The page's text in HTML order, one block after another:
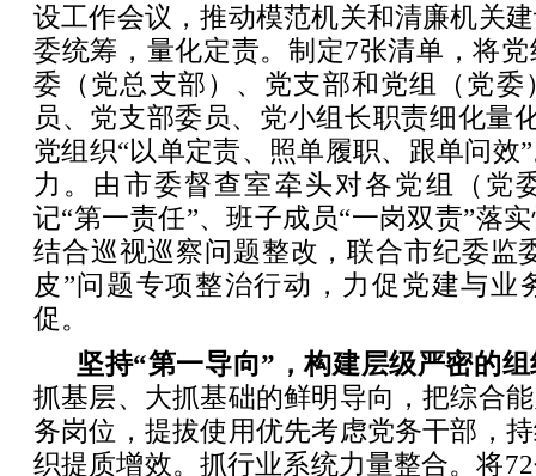
设工作会议，推动模范机关和清廉机关
委统筹，量化定责。制定7张清单，将
委（党总支部）、党支部和党组（党委
员、党支部委员、党小组长职责细化量
党组织“以单定责、照单履职、跟单问效
力。由市委督查室牵头对各党组（党
记“第一责任”、班子成员“一岗双责”落
结合巡视巡察问题整改，联合市纪委监
皮”问题专项整治行动，力促党建与业
促。
坚持“第一导向”，构建层级严密的
抓基层、大抓基础的鲜明导向，把综合
务岗位，提拔使用优先考虑党务干部，
织提质增效。抓行业系统力量整合。将